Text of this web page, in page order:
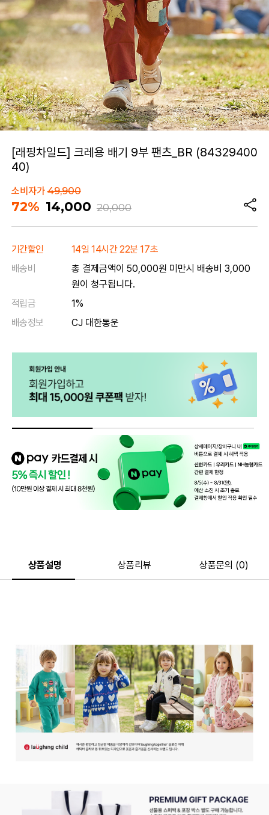
[래핑차일드] 크레용 배기 9부 팬츠_BR (84329400
40)
소비자가49,900
72% 14,000 20,000
기간할인
14일 14시간 22분 17초
배송비
총 결제금액이 50,000원 미만시 배송비 3,000
원이 청구됩니다.
적립금
1%
배송정보
CJ 대한통운
상품설명 상품리뷰 상품문의 (0)